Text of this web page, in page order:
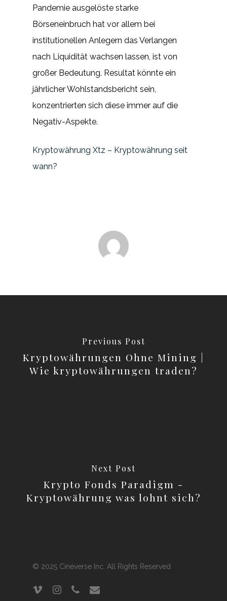
Pandemie ausgelöste starke
Börseneinbruch hat vor allem bei
institutionellen Anlegern das Verlangen
nach Liquidität wachsen lassen, ist von
großer Bedeutung. Resultat könnte ein
jährlicher Wohlstandsbericht sein,
konzentrierten sich diese immer auf die
Negativ-Aspekte.
Kryptowährung Xtz – Kryptowährung seit
wann?
Previous Post
Kryptowährungen Ohne Mining |
Wie kryptowährungen traden?
Next Post
Krypto Fonds Paradigm -
Kryptowährung was lohnt sich?
© 2025 Cinéverse Inc. All Rights Reserved